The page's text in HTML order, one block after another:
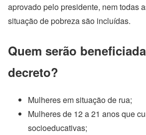
aprovado pelo presidente, nem todas
situação de pobreza são incluídas.
Quem serão
decreto?
Mulheres em situação de rua;
Mulheres de 12 a 21 anos que
socioeducativas;